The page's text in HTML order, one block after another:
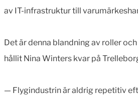
av IT-infrastruktur till
Det är denna blandning av roller
hållit Nina Winters kvar på
— Flygindustrin är aldrig repetitiv